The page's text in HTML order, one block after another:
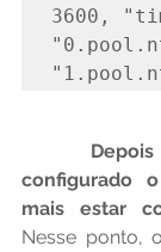
3600,
configurado
mais estar
Nesse ponto,